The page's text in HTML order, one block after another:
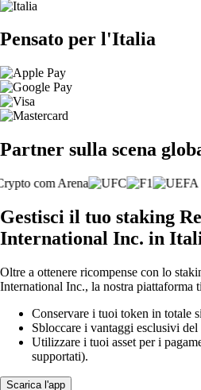
Pensato per l'Italia
Partner sulla scena
Gestisci il tuo staking
International Inc. in
Oltre a ottenere ricompense con lo
International Inc., la nostra piattaforma
Conservare i tuoi token in totale
Sbloccare i vantaggi esclusivi
Utilizzare i tuoi asset per i
supportati).
Scarica l'app